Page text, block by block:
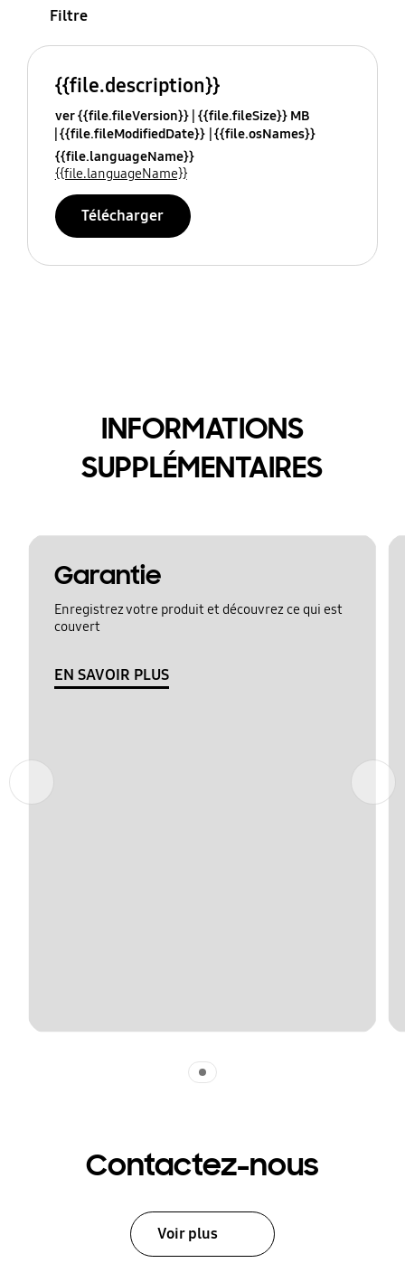
Filtre
{{file.description}}
ver {{file.fileVersion}} {{file.fileSize}} MB
{{file.fileModifiedDate}} {{file.osNames}}
{{file.languageName}}
{{file.languageName}}
Télécharger
INFORMATIONS
SUPPLÉMENTAIRES
Garantie
Enregistrez votre produit et découvrez ce qui est
couvert
EN SAVOIR PLUS
Contactez-nous
Voir plus